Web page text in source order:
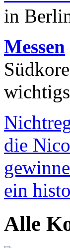
in
Messen
die
ein
Alle